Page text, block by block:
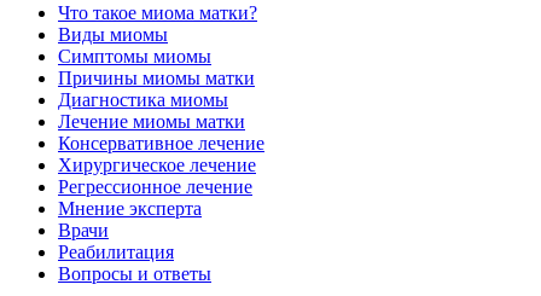
Что такое миома матки?
Виды миомы
Симптомы миомы
Причины миомы матки
Диагностика миомы
Лечение миомы матки
Консервативное лечение
Хирургическое лечение
Регрессионное лечение
Мнение эксперта
Врачи
Реабилитация
Вопросы и ответы